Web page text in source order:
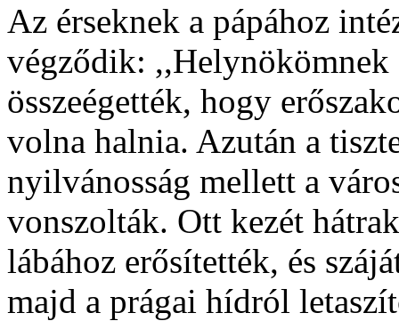
Az érseknek a pápához
végződik:
összeégették, hogy
volna halnia. Azután a
nyilvánosság mellett a
vonszolták. Ott kezét
lábához erősítették, és
majd a prágai hídról